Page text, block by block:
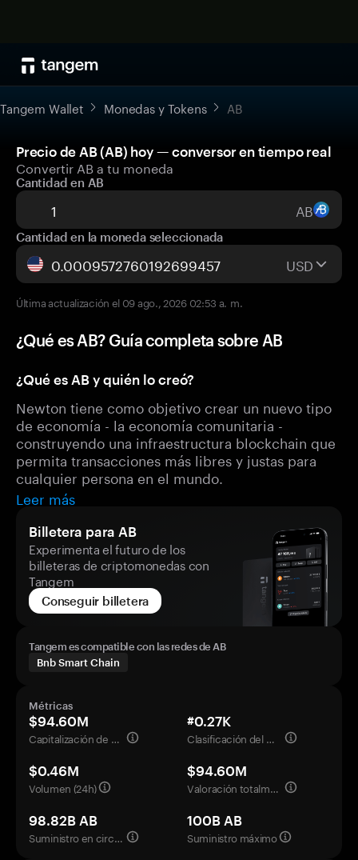
Tangem Wallet Monedas y Tokens AB
Precio de AB (AB) hoy — conversor en tiempo real
Convertir AB a tu moneda
Cantidad en AB
AB
Cantidad en la moneda seleccionada
USD
Última actualización el 09 ago., 2026 02:53 a. m.
¿Qué es AB? Guía completa sobre AB
¿Qué es AB y quién lo creó?
Newton tiene como objetivo crear un nuevo tipo
de economía - la economía comunitaria -
construyendo una infraestructura blockchain que
permita transacciones más libres y justas para
cualquier persona en el mundo.
Leer más
Billetera para AB
Experimenta el futuro de los
billeteras de criptomonedas con
Tangem
Conseguir billetera
Tangem es compatible con las redes de AB
Bnb Smart Chain
Métricas
$94.60M
Capitalización de mercado
#0.27K
Clasificación del mercado
$0.46M
Volumen (24h)
$94.60M
Valoración totalmente diluida
98.82B AB
Suministro en circulación
100B AB
Suministro máximo